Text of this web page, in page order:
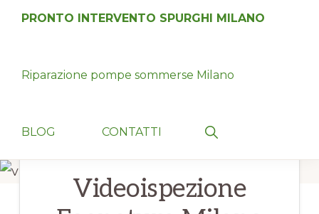
fognature,
pozzi
su
PRONTO INTERVENTO SPURGHI MILANO
Riparazione pompe sommerse Milano
BLOG CONTATTI
Show
Search
Videoispezione